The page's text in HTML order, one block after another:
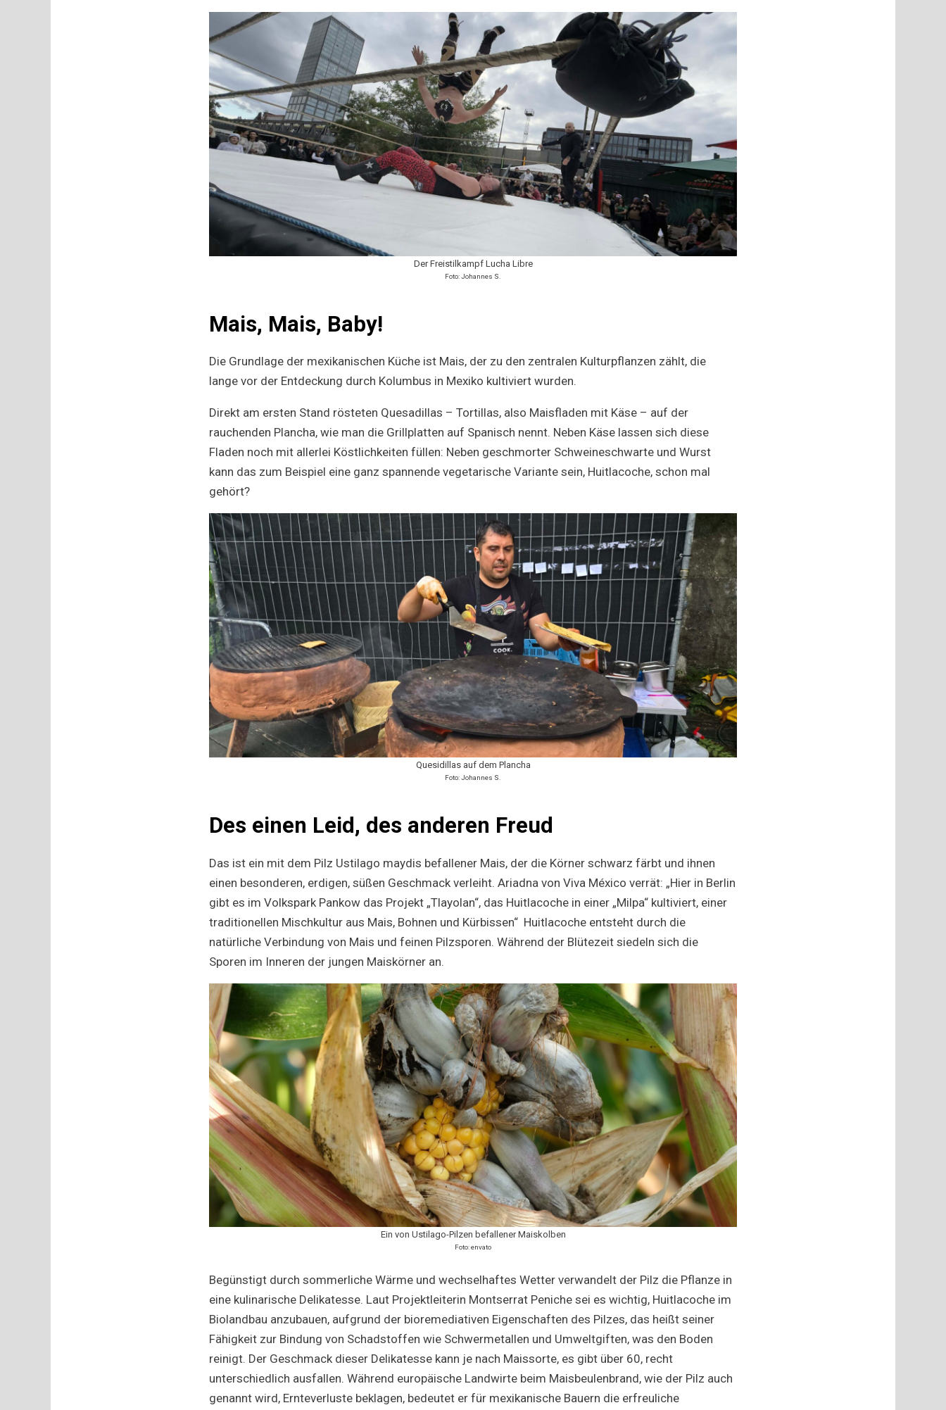
Der Freistilkampf Lucha Libre
Foto: Johannes S.
Mais, Mais, Baby!
Die Grundlage der mexikanischen Küche ist Mais, der zu den zentralen Kulturpflanzen zählt, die
lange vor der Entdeckung durch Kolumbus in Mexiko kultiviert wurden.
Direkt am ersten Stand rösteten Quesadillas – Tortillas, also Maisfladen mit Käse – auf der
rauchenden Plancha, wie man die Grillplatten auf Spanisch nennt. Neben Käse lassen sich diese
Fladen noch mit allerlei Köstlichkeiten füllen: Neben geschmorter Schweineschwarte und Wurst
kann das zum Beispiel eine ganz spannende vegetarische Variante sein, Huitlacoche, schon mal
gehört?
Quesidillas auf dem Plancha
Foto: Johannes S.
Des einen Leid, des anderen Freud
Das ist ein mit dem Pilz Ustilago maydis befallener Mais, der die Körner schwarz färbt und ihnen
einen besonderen, erdigen, süßen Geschmack verleiht. Ariadna von Viva México verrät: „Hier in Berlin
gibt es im Volkspark Pankow das Projekt „Tlayolan“, das Huitlacoche in einer „Milpa“ kultiviert, einer
traditionellen Mischkultur aus Mais, Bohnen und Kürbissen“ Huitlacoche entsteht durch die
natürliche Verbindung von Mais und feinen Pilzsporen. Während der Blütezeit siedeln sich die
Sporen im Inneren der jungen Maiskörner an.
Ein von Ustilago-Pilzen befallener Maiskolben
Foto: envato
Begünstigt durch sommerliche Wärme und wechselhaftes Wetter verwandelt der Pilz die Pflanze in
eine kulinarische Delikatesse. Laut Projektleiterin Montserrat Peniche sei es wichtig, Huitlacoche im
Biolandbau anzubauen, aufgrund der bioremediativen Eigenschaften des Pilzes, das heißt seiner
Fähigkeit zur Bindung von Schadstoffen wie Schwermetallen und Umweltgiften, was den Boden
reinigt. Der Geschmack dieser Delikatesse kann je nach Maissorte, es gibt über 60, recht
unterschiedlich ausfallen. Während europäische Landwirte beim Maisbeulenbrand, wie der Pilz auch
genannt wird, Ernteverluste beklagen, bedeutet er für mexikanische Bauern die erfreuliche